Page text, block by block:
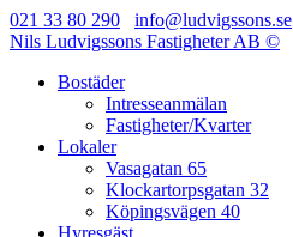
021 33 80 290
info@ludvigssons.se
Nils Ludvigssons Fastigheter AB ©
Bostäder
Intresseanmälan
Fastigheter/Kvarter
Lokaler
Vasagatan 65
Klockartorpsgatan 32
Köpingsvägen 40
Hyresgäst